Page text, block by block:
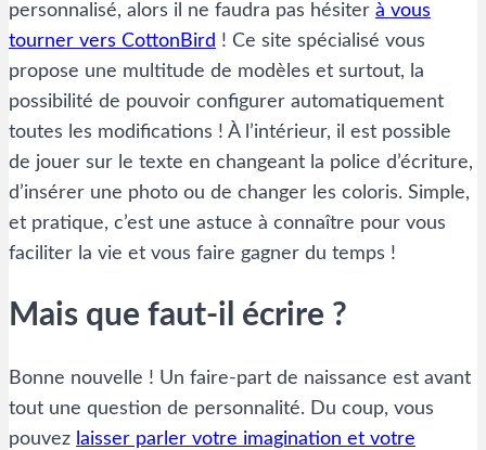
personnalisé, alors il ne faudra pas hésiter à vous
tourner vers CottonBird ! Ce site spécialisé vous
propose une multitude de modèles et surtout, la
possibilité de pouvoir configurer automatiquement
toutes les modifications ! À l’intérieur, il est possible
de jouer sur le texte en changeant la police d’écriture,
d’insérer une photo ou de changer les coloris. Simple,
et pratique, c’est une astuce à connaître pour vous
faciliter la vie et vous faire gagner du temps !
Mais que faut-il écrire ?
Bonne nouvelle ! Un faire-part de naissance est avant
tout une question de personnalité. Du coup, vous
pouvez laisser parler votre imagination et votre